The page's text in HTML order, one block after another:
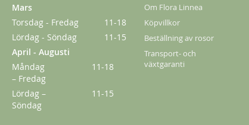
Mars
Torsdag - Fredag
11-18
Lördag - Söndag
11-15
April - Augusti
Måndag
– Fredag
11-18
Lördag –
Söndag
11-15
Om Flora Linnea
Köpvillkor
Beställning av rosor
Transport- och
växtgaranti